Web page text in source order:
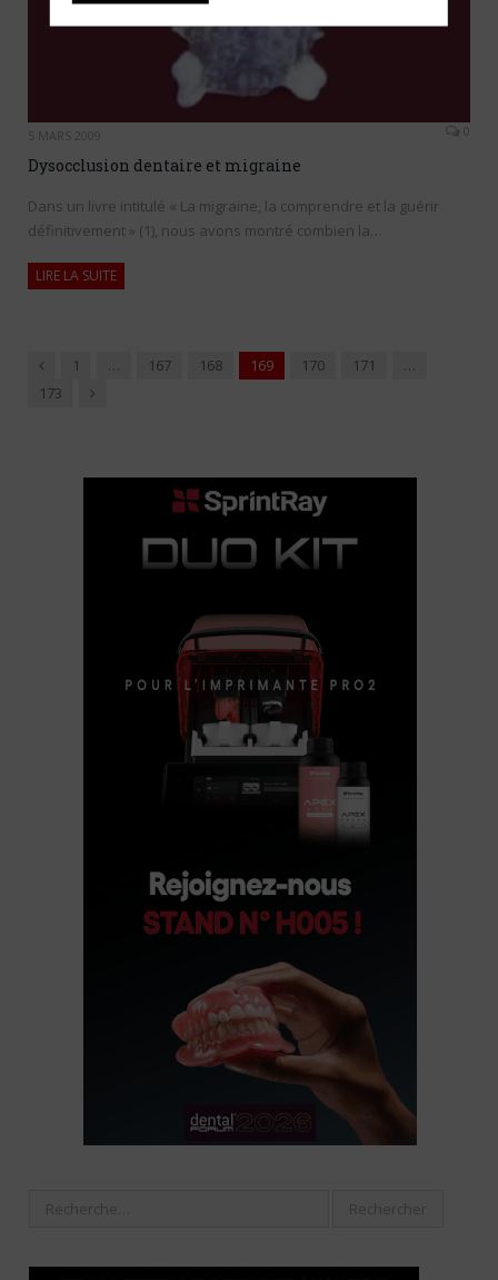
5 MARS 2009 0
Dysocclusion dentaire et migraine
Dans un livre intitulé « La migraine, la comprendre et la guérir
définitivement » (1), nous avons montré combien la…
LIRE LA SUITE
Précédent
1 … 167 168 169 170 171
…
173
Suivant